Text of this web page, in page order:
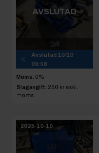
AVSLUTAD
8
Avslutad 10/10
09:58
Moms: 0%
Slagavgift: 250 kr exkl.
moms
2025-10-10